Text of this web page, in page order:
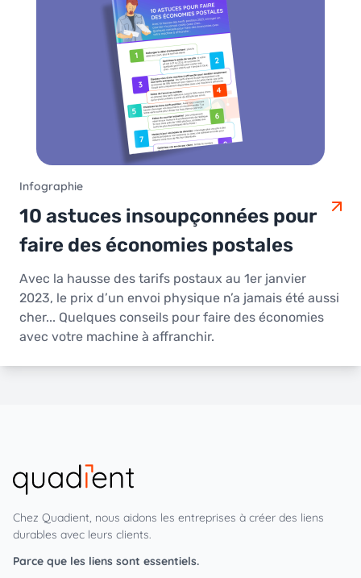
Infographie
10 astuces insoupçonnées pour
faire des économies postales
Avec la hausse des tarifs postaux au 1er janvier
2023, le prix d’un envoi physique n’a jamais été aussi
cher... Quelques conseils pour faire des économies
avec votre machine à affranchir.
Chez Quadient, nous aidons les entreprises à créer des liens
durables avec leurs clients.
Parce que les liens sont essentiels.